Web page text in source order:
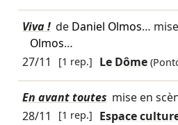
Viva ! de Daniel Olmos…
Olmos…
27/11
[1 rep.] Le Dôme
En avant toutes mise en
28/11
[1 rep.] Espace